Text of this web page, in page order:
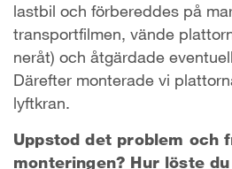
lastbil och förbereddes på
transportfilmen, vände
neråt) och åtgärdade
Därefter monterade vi
lyftkran.
Uppstod det problem och
monteringen? Hur löste